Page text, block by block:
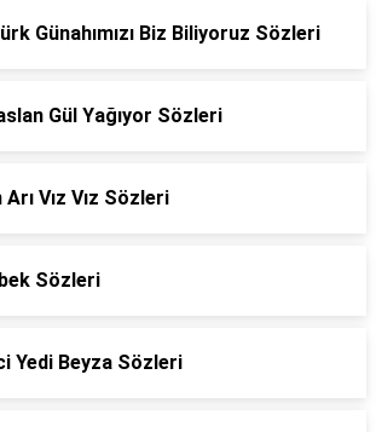
Günahımızı Biz Biliyoruz Sözleri
Gül Yağıyor Sözleri
Vız Vız Sözleri
Sözleri
Yedi Beyza Sözleri